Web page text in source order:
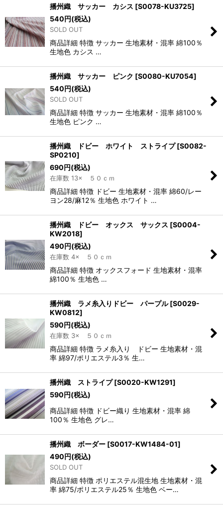
播州織 サッカー カシス [S0078-KU3725]
540円(税込)
SOLD OUT
商品詳細 特徴 サッカー 生地素材・混率 綿100％
生地色 カシス …
播州織 サッカー ピンク [S0080-KU7054]
540円(税込)
SOLD OUT
商品詳細 特徴 サッカー 生地素材・混率 綿100％
生地色 ピンク …
播州織 ドビー ホワイト ストライプ [S0082-
SP0210]
690円(税込)
在庫数 13× ５０ｃｍ
商品詳細 特徴 ドビー 生地素材・混率 綿60/レー
ヨン28/麻12％ 生地色 ホワイト …
播州織 ドビー オックス サックス [S0004-
KW2018]
490円(税込)
在庫数 4× ５０ｃｍ
商品詳細 特徴 オックスフォード 生地素材・混率
綿100％ 生地色 …
播州織 ラメ糸入りドビー パープル [S0029-
KW0812]
590円(税込)
在庫数 3× ５０ｃｍ
商品詳細 特徴 ラメ糸入り ドビー 生地素材・混
率 綿97/ポリエステル3％ 生…
播州織 ストライプ [S0020-KW1291]
590円(税込)
商品詳細 特徴 ドビー織り 生地素材・混率 綿
100％ 生地色 グレ…
播州織 ボーダー [S0017-KW1484-01]
490円(税込)
SOLD OUT
商品詳細 特徴 ポリエステル混生地 生地素材・混
率 綿75/ポリエステル25％ 生地色 ベー…